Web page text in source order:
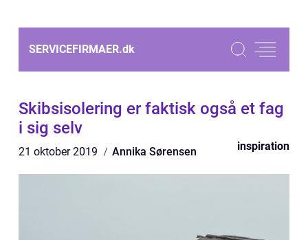
SERVICEFIRMAER.dk
Skibsisolering er faktisk også et fag
i sig selv
21 oktober 2019 Annika Sørensen inspiration